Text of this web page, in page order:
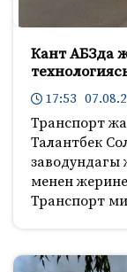
Кант АБЗда
17:53
Транспорт
Талантбек
менен
Транспорт